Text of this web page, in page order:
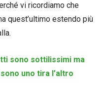
vi ricordiamo che
quest’ultimo estendo più
sono sottilissimi ma
uno tira l’altro